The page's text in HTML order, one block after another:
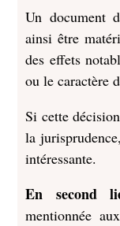
Un document
ainsi être
des effets
ou le caractère
Si cette
la
intéressante.
En second
mentionnée